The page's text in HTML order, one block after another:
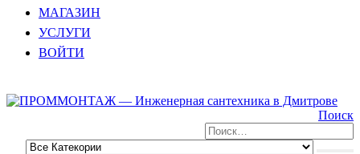
МАГАЗИН
УСЛУГИ
ВОЙТИ
Поиск